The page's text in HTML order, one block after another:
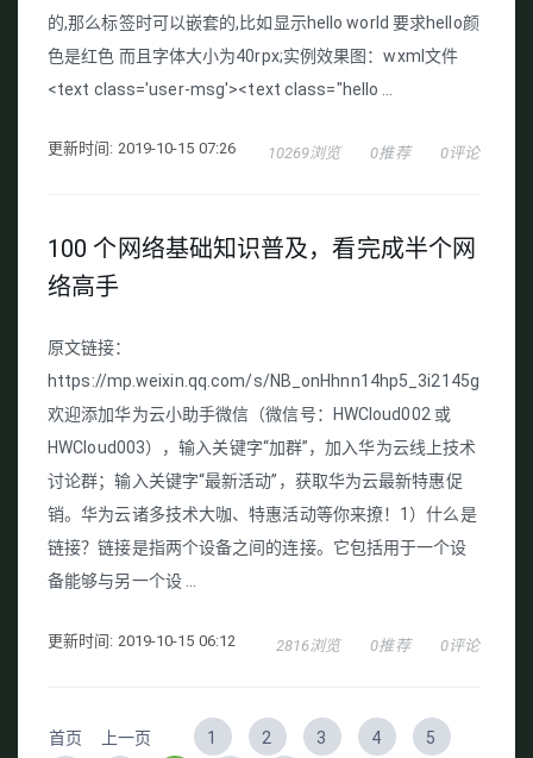
的,那么标签时可以嵌套的,比如显示hello world 要求hello颜
色是红色 而且字体大小为40rpx;实例效果图：wxml文件
<text class='user-msg'><text class="hello ...
更新时间: 2019-10-15 07:26 10269浏览 0推荐 0评论
100 个网络基础知识普及，看完成半个网
络高手
原文链接：
https://mp.weixin.qq.com/s/NB_onHhnn14hp5_3i2145g
欢迎添加华为云小助手微信（微信号：HWCloud002 或
HWCloud003），输入关键字“加群”，加入华为云线上技术
讨论群；输入关键字“最新活动”，获取华为云最新特惠促
销。华为云诸多技术大咖、特惠活动等你来撩！1）什么是
链接？链接是指两个设备之间的连接。它包括用于一个设
备能够与另一个设 ...
更新时间: 2019-10-15 06:12 2816浏览 0推荐 0评论
首页 上一页 1 2 3 4
5